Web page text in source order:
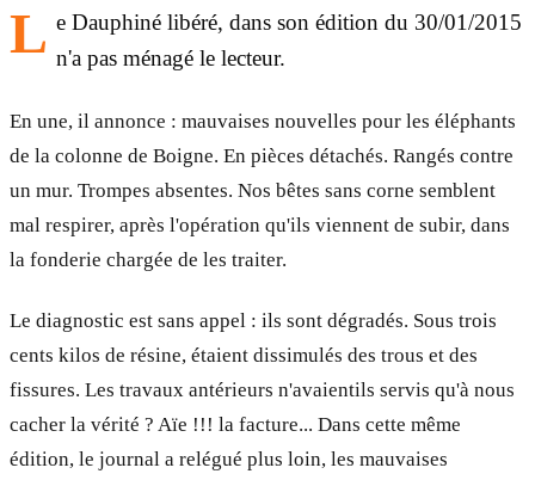
L e Dauphiné libéré, dans son édition du 30/01/2015
n'a pas ménagé le lecteur.
En une, il annonce : mauvaises nouvelles pour les éléphants
de la colonne de Boigne. En pièces détachés. Rangés contre
un mur. Trompes absentes. Nos bêtes sans corne semblent
mal respirer, après l'opération qu'ils viennent de subir, dans
la fonderie chargée de les traiter.
Le diagnostic est sans appel : ils sont dégradés. Sous trois
cents kilos de résine, étaient dissimulés des trous et des
fissures. Les travaux antérieurs n'avaient­ils servis qu'à nous
cacher la vérité ? Aïe !!! la facture... Dans cette même
édition, le journal a relégué plus loin, les mauvaises